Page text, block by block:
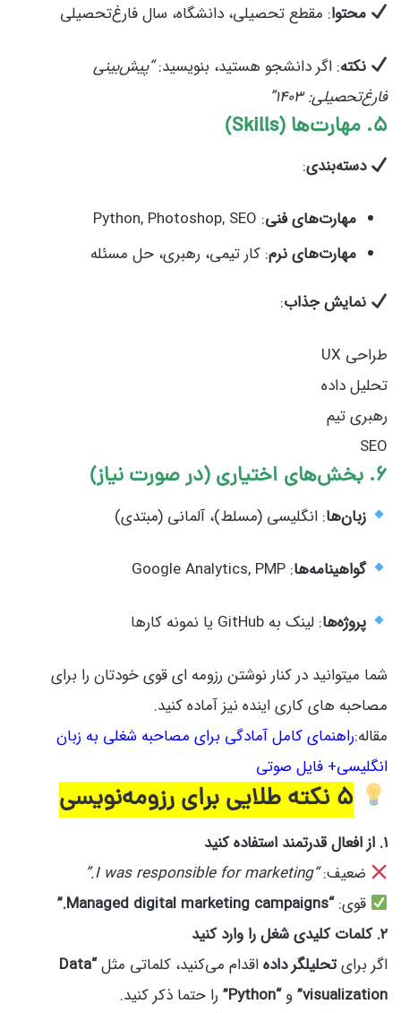
محتوا: مقطع تحصیلی، دانشگاه، سال فارغ‌تحصیلی
نکته: اگر دانشجو هستید، بنویسید:“پیش‌بینی
فارغ‌تحصیلی: ۱۴۰۳”
۵. مهارت‌ها (Skills)
دسته‌بندی:
مهارت‌های فنی: Python, Photoshop, SEO
مهارت‌های نرم: کار تیمی، رهبری، حل مسئله
نمایش جذاب:
طراحی UX
تحلیل داده
رهبری تیم
SEO
۶. بخش‌های اختیاری (در صورت نیاز)
زبان‌ها: انگلیسی (مسلط)، آلمانی (مبتدی)
گواهینامه‌ها: Google Analytics, PMP
پروژه‌ها: لینک به GitHub یا نمونه کارها
شما میتوانید در کنار نوشتن رزومه ای قوی خودتان را برای
مصاحبه های کاری اینده نیز آماده کنید.
مقاله:راهنمای کامل آمادگی برای مصاحبه شغلی به زبان
انگلیسی+ فایل صوتی
۵ نکته طلایی برای رزومه‌نویسی
۱. از افعال قدرتمند استفاده کنید
ضعیف:“I was responsible for marketing.”
قوی:“Managed digital marketing campaigns.”
۲. کلمات کلیدی شغل را وارد کنید
اگر برایتحلیلگر دادهاقدام می‌کنید، کلماتی مثل “Data
visualization” و“Python”
را حتما ذکر کنید.